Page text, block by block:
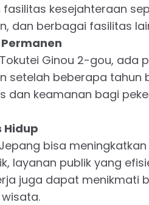
kesejahteraan
dan berbagai fasilitas
Ginou 2-gou, ada
setelah beberapa tahun
dan keamanan bagi
Hidup
bisa
layanan publik yang
juga dapat menikmati